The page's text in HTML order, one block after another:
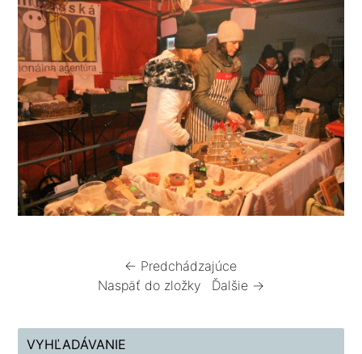
← Predchádzajúce
Naspäť do zložky
Ďalšie →
VYHĽADÁVANIE